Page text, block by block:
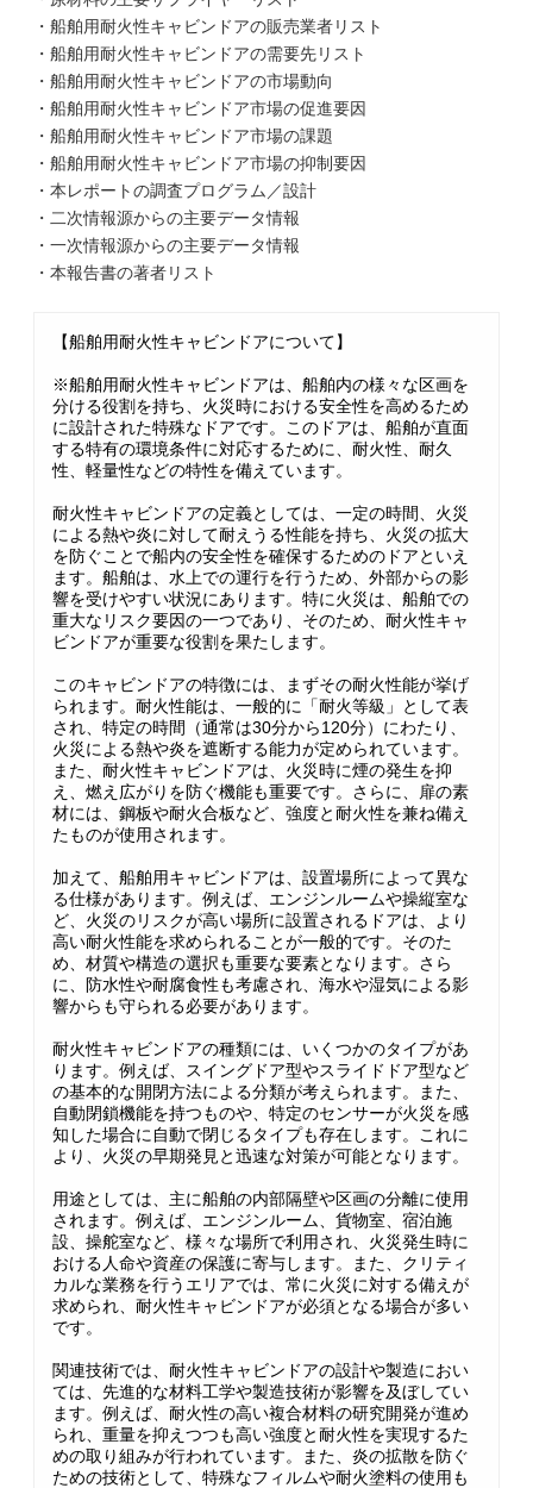
・船舶用耐火性キャビンドアの販売業者リスト
・船舶用耐火性キャビンドアの需要先リスト
・船舶用耐火性キャビンドアの市場動向
・船舶用耐火性キャビンドア市場の促進要因
・船舶用耐火性キャビンドア市場の課題
・船舶用耐火性キャビンドア市場の抑制要因
・本レポートの調査プログラム／設計
・二次情報源からの主要データ情報
・一次情報源からの主要データ情報
・本報告書の著者リスト
【船舶用耐火性キャビンドアについて】
※船舶用耐火性キャビンドアは、船舶内の様々な区画を
分ける役割を持ち、火災時における安全性を高めるため
に設計された特殊なドアです。このドアは、船舶が直面
する特有の環境条件に対応するために、耐火性、耐久
性、軽量性などの特性を備えています。
耐火性キャビンドアの定義としては、一定の時間、火災
による熱や炎に対して耐えうる性能を持ち、火災の拡大
を防ぐことで船内の安全性を確保するためのドアといえ
ます。船舶は、水上での運行を行うため、外部からの影
響を受けやすい状況にあります。特に火災は、船舶での
重大なリスク要因の一つであり、そのため、耐火性キャ
ビンドアが重要な役割を果たします。
このキャビンドアの特徴には、まずその耐火性能が挙げ
られます。耐火性能は、一般的に「耐火等級」として表
され、特定の時間（通常は30分から120分）にわたり、
火災による熱や炎を遮断する能力が定められています。
また、耐火性キャビンドアは、火災時に煙の発生を抑
え、燃え広がりを防ぐ機能も重要です。さらに、扉の素
材には、鋼板や耐火合板など、強度と耐火性を兼ね備え
たものが使用されます。
加えて、船舶用キャビンドアは、設置場所によって異な
る仕様があります。例えば、エンジンルームや操縦室な
ど、火災のリスクが高い場所に設置されるドアは、より
高い耐火性能を求められることが一般的です。そのた
め、材質や構造の選択も重要な要素となります。さら
に、防水性や耐腐食性も考慮され、海水や湿気による影
響からも守られる必要があります。
耐火性キャビンドアの種類には、いくつかのタイプがあ
ります。例えば、スイングドア型やスライドドア型など
の基本的な開閉方法による分類が考えられます。また、
自動閉鎖機能を持つものや、特定のセンサーが火災を感
知した場合に自動で閉じるタイプも存在します。これに
より、火災の早期発見と迅速な対策が可能となります。
用途としては、主に船舶の内部隔壁や区画の分離に使用
されます。例えば、エンジンルーム、貨物室、宿泊施
設、操舵室など、様々な場所で利用され、火災発生時に
おける人命や資産の保護に寄与します。また、クリティ
カルな業務を行うエリアでは、常に火災に対する備えが
求められ、耐火性キャビンドアが必須となる場合が多い
です。
関連技術では、耐火性キャビンドアの設計や製造におい
ては、先進的な材料工学や製造技術が影響を及ぼしてい
ます。例えば、耐火性の高い複合材料の研究開発が進め
られ、重量を抑えつつも高い強度と耐火性を実現するた
めの取り組みが行われています。また、炎の拡散を防ぐ
ための技術として、特殊なフィルムや耐火塗料の使用も